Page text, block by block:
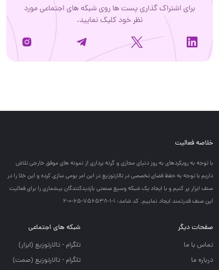
برای اشتراک گذاری پست ها روی شبکه های اجتماعی مورد
نظر خود کلیک نمایید.
خلاصه فعالیت
با توجه به رويكردهاي به روز دنياي مجازي و گرته برداري از نمونه هاي موفق خارجي تلاش
داريم با توجه به حفظ فضاي تخصصي در تالارتوزيع در اين امر بومي سازي كرده و اين خلا را در
صنف ابزار پر كنيم و با ايجاد يك شبكه وسيع صنعتي بازديدكنندگان بيشماري را براي فعاليت
اين صنف قدرتمند ايجاد نماييم. کد شامد: 1-1-756538-65-0-2
صفحات دیگر
تماس با ما
درباره ما
شبکه های اجتماعی
تلگرام - تالارتوزيع (ابزار)
تلگرام - تالارتوزيع (صمت)